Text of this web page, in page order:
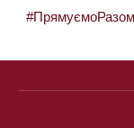
#ПрямуємоРазом